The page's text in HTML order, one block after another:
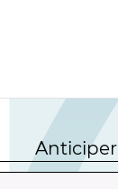
Anticiper